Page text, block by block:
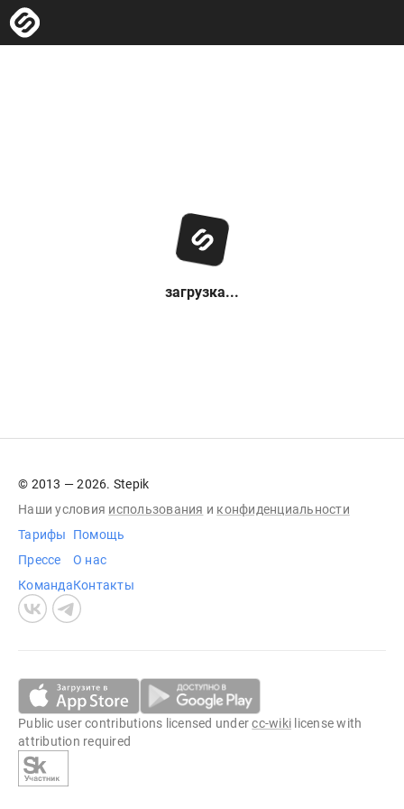
загрузка...
© 2013 — 2026. Stepik
Наши условия использования и конфиденциальности
Тарифы
Прессе
Команда
Помощь
О нас
Контакты
Public user contributions licensed undercc-wiki license with
attribution required